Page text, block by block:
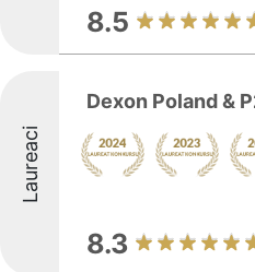
8.5
Laureaci
Dexon Poland &
8.3